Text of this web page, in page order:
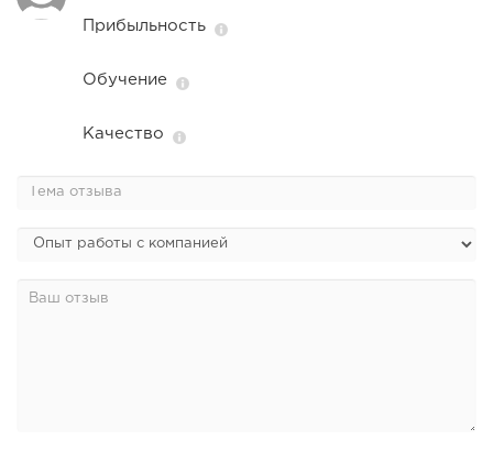
Прибыльность
Обучение
Качество